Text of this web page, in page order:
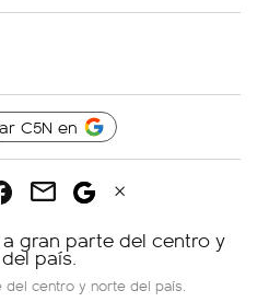
C5N en
del centro y norte del país.